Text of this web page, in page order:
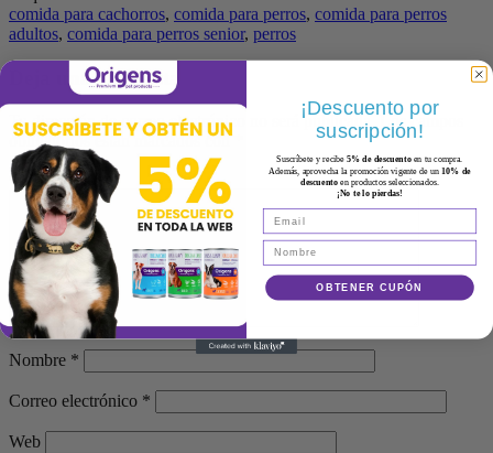
comida para cachorros, comida para perros, comida para perros
adultos, comida para perros senior, perros
Deja una respuesta
Tu dirección de correo electrónico no será publicada. Los campos
obligatorios están marcados con
Comentario
Nombre *
Correo electrónico *
Web
¡Descuento por
suscripción!
Suscríbete y recibe5% de descuentoen tu compra.
Además, aprovecha la promoción vigente de un10% de
descuentoen productos seleccionados.
¡No te lo pierdas!
OBTENER CUPÓN